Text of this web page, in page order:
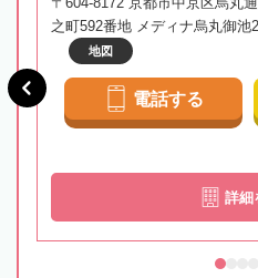
之町592番地 メディナ烏丸御池
地図
電話する
詳細